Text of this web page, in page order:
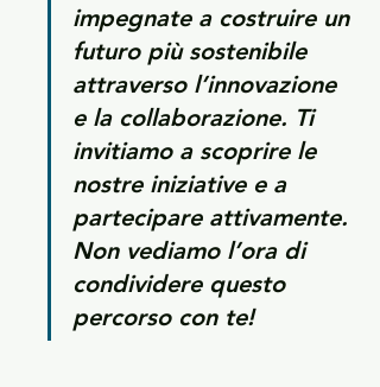
impegnate a costruire un
futuro più sostenibile
attraverso l’innovazione
e la collaborazione. Ti
invitiamo a scoprire le
nostre iniziative e a
partecipare attivamente.
Non vediamo l’ora di
condividere questo
percorso con te!